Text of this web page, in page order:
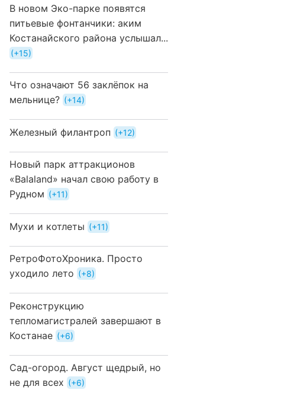
В новом Эко-парке появятся
питьевые фонтанчики: аким
Костанайского района услышал...
+15
Что означают 56 заклёпок на
мельнице?
+14
Железный филантроп +12
Новый парк аттракционов
«Balaland» начал свою работу в
Рудном
+11
Мухи и котлеты +11
РетроФотоХроника. Просто
уходило лето
+8
Реконструкцию
тепломагистралей завершают в
Костанае
+6
Сад-огород. Август щедрый, но
не для всех
+6